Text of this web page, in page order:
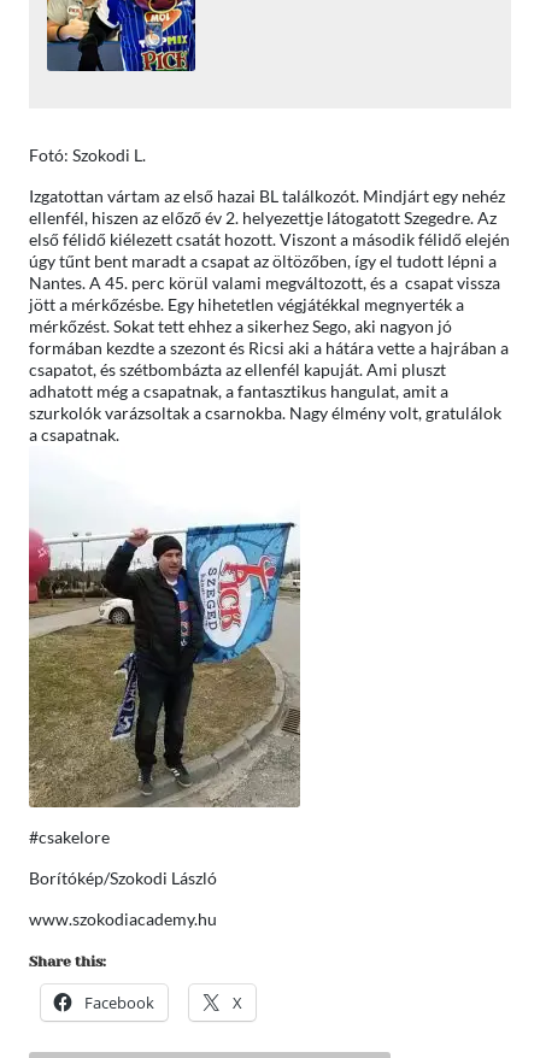
Fotó: Szokodi L.
Izgatottan vártam az első hazai BL találkozót. Mindjárt egy nehéz
ellenfél, hiszen az előző év 2. helyezettje látogatott Szegedre. Az
első félidő kiélezett csatát hozott. Viszont a második félidő elején
úgy tűnt bent maradt a csapat az öltözőben, így el tudott lépni a
Nantes. A 45. perc körül valami megváltozott, és a csapat vissza
jött a mérkőzésbe. Egy hihetetlen végjátékkal megnyerték a
mérkőzést. Sokat tett ehhez a sikerhez Sego, aki nagyon jó
formában kezdte a szezont és Ricsi aki a hátára vette a hajrában a
csapatot, és szétbombázta az ellenfél kapuját. Ami pluszt
adhatott még a csapatnak, a fantasztikus hangulat, amit a
szurkolók varázsoltak a csarnokba. Nagy élmény volt, gratulálok
a csapatnak.
#csakelore
Borítókép/Szokodi László
www.szokodiacademy.hu
Share this:
Facebook X